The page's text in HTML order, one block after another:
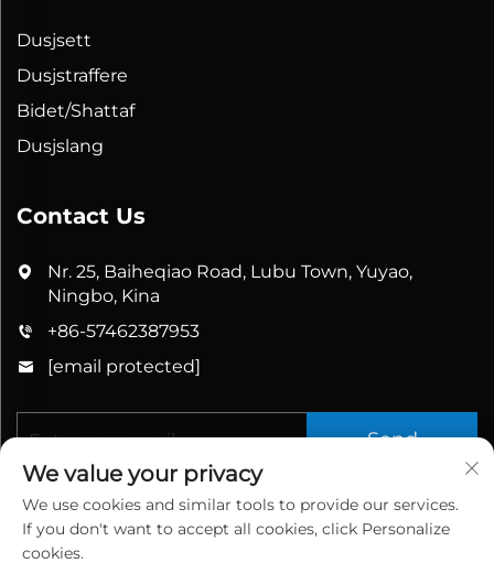
Dusjsett
Dusjstraffere
Bidet/Shattaf
Dusjslang
Contact Us
Nr. 25, Baiheqiao Road, Lubu Town, Yuyao,
Ningbo, Kina
+86-57462387953
[email protected]
Send
We value your privacy
We use cookies and similar tools to provide our services.
If you don't want to accept all cookies, click Personalize
cookies.